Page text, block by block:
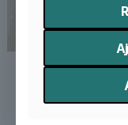
Taza
Sevillano